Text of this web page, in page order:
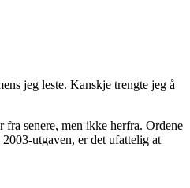
jeg leste. Kanskje trengte jeg å
senere, men ikke herfra. Ordene
utgaven, er det ufattelig at